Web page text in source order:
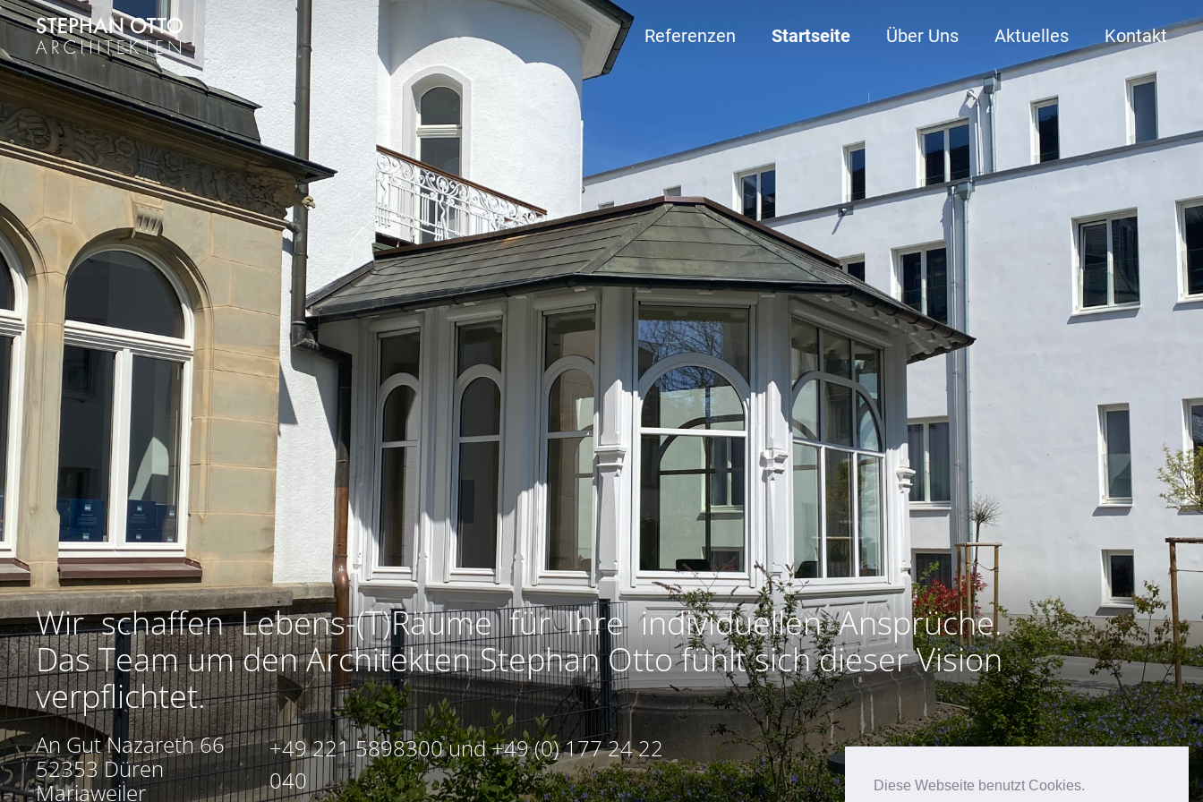
Diese Webseite benutzt Cookies.
Referenzen Startseite Über Uns Aktuelles Kontakt
Wir schaffen Lebens-(T)Räume für Ihre individuellen Ansprüche.
Das Team um den Architekten Stephan Otto fühlt sich dieser Vision
verpflichtet.
An Gut Nazareth 66
52353 Düren
Mariaweiler
+49 221 5898300 und +49 (0) 177 24 22
040